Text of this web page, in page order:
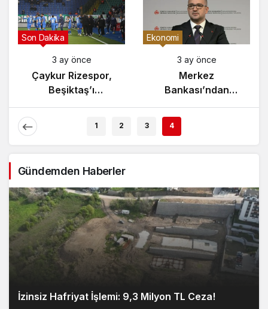
Gündem
3 ay önce
Yunanistan’da
Zeybek Tartışması
Son Dakika
3 ay önce
Çaykur Rizespor,
Beşiktaş’ı
1 2 3 4
Gündemden Haberler
İzinsiz Hafriyat İşlemi: 9,3 Milyon TL Ceza!